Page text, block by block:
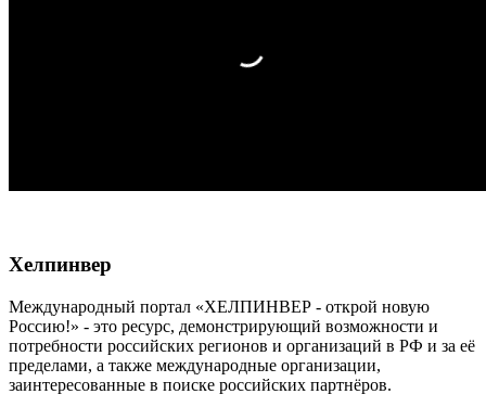
Хелпинвер
Международный портал «ХЕЛПИНВЕР - открой новую
Россию!» - это ресурс, демонстрирующий возможности и
потребности российских регионов и организаций в РФ и за её
пределами, а также международные организации,
заинтересованные в поиске российских партнёров.